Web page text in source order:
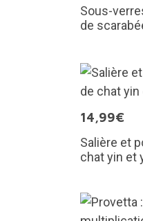
Sous-
de
14,99€
Salière et
chat yin et